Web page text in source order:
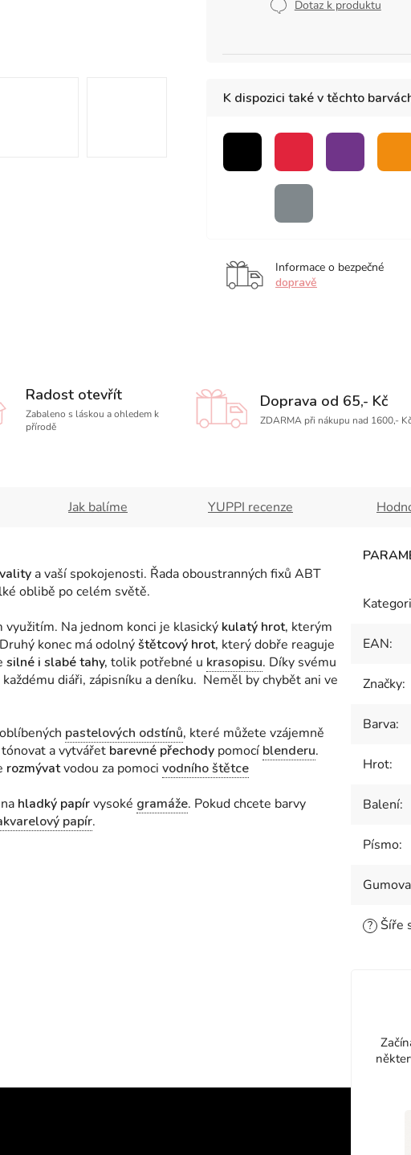
Dotaz k produktu
K dispozici také v těchto
blender
Informace o bezpečné
dopravě
Radost otevřít
Zabaleno s láskou a ohledem k
přírodě
Doprava od 65,- Kč
ZDARMA při nákupu nad 1600,- Kč
Jak balíme YUPPI recenze
a vaší spokojenosti. Řada oboustranných fixů ABT
oblibě po celém světě.
Na jednom konci je klasický kulatý hrot, kterým
konec má odolnýštětcový hrot, který dobře reaguje
silné i slabé tahy, tolik potřebné u krasopisu. Díky svému
diáři, zápisníku a deníku. Neměl by chybět ani ve
pastelových odstínů, které můžete vzájemně
a vytvářet barevné přechody pomocí blenderu.
rozmývatvodou za pomoci vodního štětce
hladký papírvysoké gramáže. Pokud chcete barvy
papír.
EAN:
Značky:
Barva:
Hrot:
Balení:
Písmo:
? Šíře